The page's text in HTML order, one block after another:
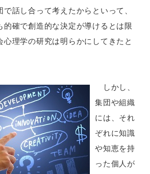
話し合って考えたからといって、
的確で創造的な決定が導けるとは限
心理学の研究は明らかにしてきたと
しかし、
集団や組織
には、それ
ぞれに知識
や知恵を持
った個人が